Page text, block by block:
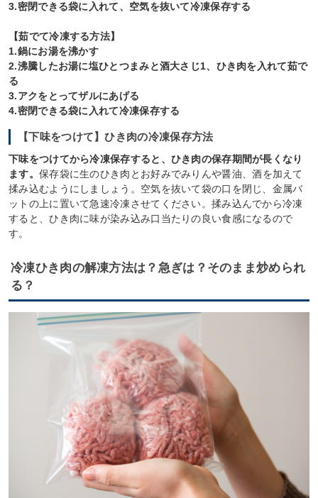
3.密閉できる袋に入れて、空気を抜いて冷凍保存する
【茹でて冷凍する方法】
1.鍋にお湯を沸かす
2.沸騰したお湯に塩ひとつまみと酒大さじ1、ひき肉を入れて茹で
る
3.アクをとってザルにあげる
4.密閉できる袋に入れて冷凍保存する
【下味をつけて】ひき肉の冷凍保存方法
下味をつけてから冷凍保存すると、ひき肉の保存期間が長くなり
ます。 保存袋に生のひき肉とお好みでみりんや醤油、酒を加えて
揉み込むようにしましょう。空気を抜いて袋の口を閉じ、金属バ
ットの上に置いて急速冷凍させてください。揉み込んでから冷凍
すると、ひき肉に味が染み込み口当たりの良い食感になるので
す。
冷凍ひき肉の解凍方法は？急ぎは？そのまま炒められ
る？